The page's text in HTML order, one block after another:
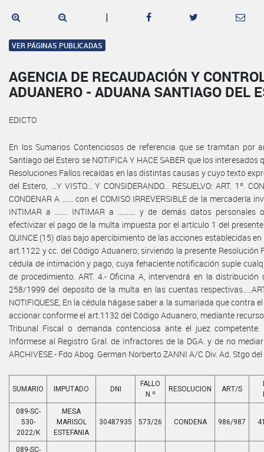
VER PÁGINAS PUBLICADAS
AGENCIA DE RECAUDACIÓN Y
ADUANERO - ADUANA SANTIAGO DEL
EDICTO
En los Sumarios Contenciosos de referencia que se tramitan por
Santiago del Estero se NOTIFICA Y HACE SABER que los interesados
Resoluciones Fallos recaídas en las distintas causas y cuyo texto
del Estero, ...Y VISTO... Y CONSIDERANDO... RESUELVO: ART. 1º.
CONDENAR A ...... con el COMISO IRREVERSIBLE de la mercadería
INTIMAR a ....... INTIMAR a ………. y de demás datos personales
efectivizar el pago de la multa impuesta por el artículo 1 del
QUINCE (15) días bajo apercibimiento de las acciones establecidas
art.1122 y cc. del Código Aduanero; sirviendo la presente Resolución
cédula de intimación y pago, cuya fehaciente notificación suple
de procedimiento. ART. 4.- Oficina A, intervendrá en la distribución
258/1999 del deposito de la multa en las cuentas
NOTIFIQUESE, En la cédula hágase saber a la sumariada que contra
accionar conforme el art.1132 del Código Aduanero, mediante
Tribunal Fiscal o demanda contenciosa ante el juez
Infórmese al Registro Gral. de Infractores de la DGA. y de no
ARCHIVESE.- Fdo Abog. German Norberto ZANNI A/C Div. Ad. Stgo
SUMARIO IMPUTADO DNI
FALLO
N.º
RESOLUCION ART/S
089-SC-
530-
2022/K
MESA
MARISOL
ESTEFANIA
30487935 573/26 CONDENA 986/987
089-SC-